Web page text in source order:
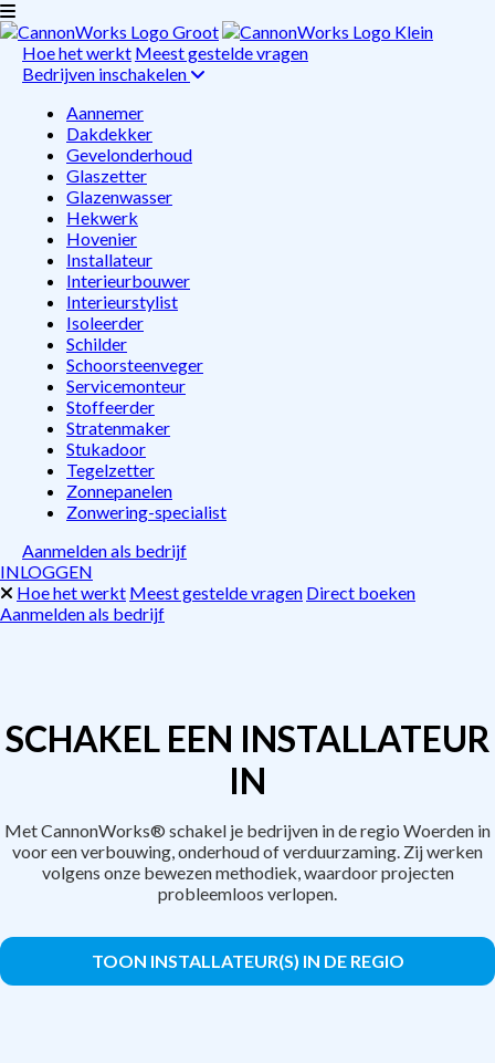
Hoe het werkt Meest gestelde vragen
Bedrijven inschakelen
Aannemer
Dakdekker
Gevelonderhoud
Glaszetter
Glazenwasser
Hekwerk
Hovenier
Installateur
Interieurbouwer
Interieurstylist
Isoleerder
Schilder
Schoorsteenveger
Servicemonteur
Stoffeerder
Stratenmaker
Stukadoor
Tegelzetter
Zonnepanelen
Zonwering-specialist
Aanmelden als bedrijf
INLOGGEN
Hoe het werkt Meest gestelde vragen Direct boeken
Aanmelden als bedrijf
SCHAKEL EEN INSTALLATEUR
IN
Met CannonWorks® schakel je bedrijven in de regio Woerden in
voor een verbouwing, onderhoud of verduurzaming. Zij werken
volgens onze bewezen methodiek, waardoor projecten
probleemloos verlopen.
TOON INSTALLATEUR(S) IN DE REGIO